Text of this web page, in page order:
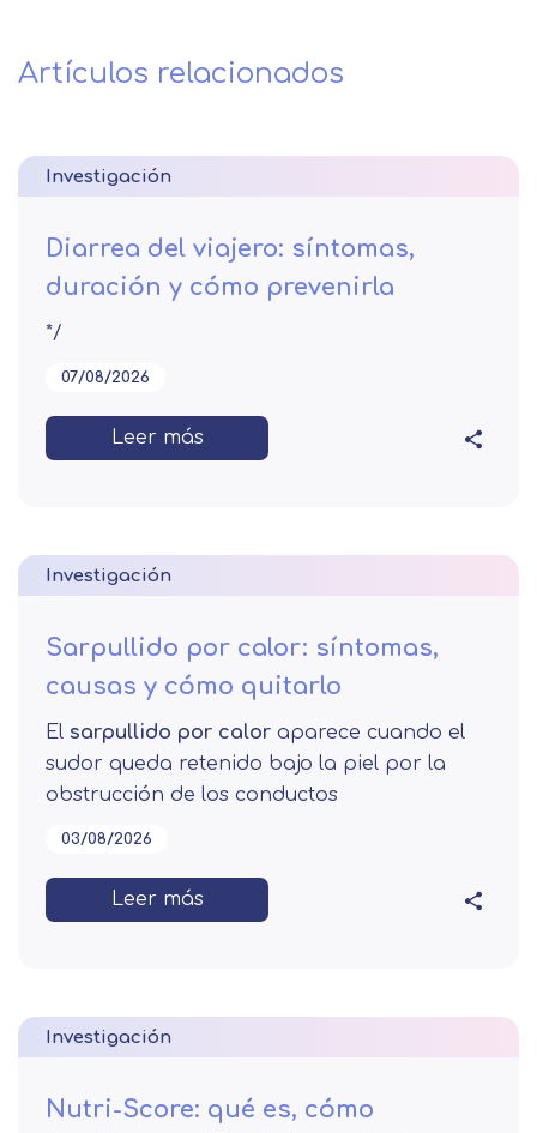
Artículos relacionados
Investigación
Diarrea del viajero: síntomas,
duración y cómo prevenirla
*/
07/08/2026
Leer más
Investigación
Sarpullido por calor: síntomas,
causas y cómo quitarlo
El sarpullido por calor aparece cuando el
sudor queda retenido bajo la piel por la
obstrucción de los conductos
03/08/2026
Leer más
Investigación
Nutri-Score: qué es, cómo